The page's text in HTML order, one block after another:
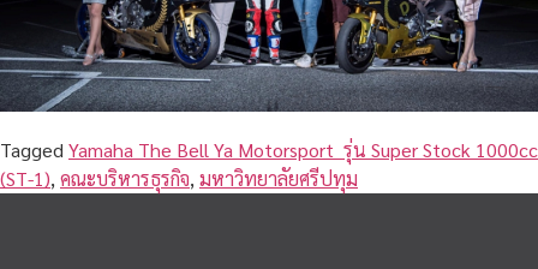
Tagged Yamaha The Bell Ya Motorsport รุ่น Super Stock 1000cc
(ST-1),คณะบริหารธุรกิจ,มหาวิทยาลัยศรีปทุม